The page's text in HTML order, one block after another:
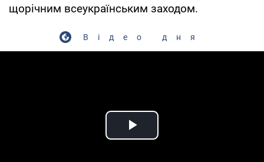
щорічним всеукраїнським заходом.
Відео дня
Play Video